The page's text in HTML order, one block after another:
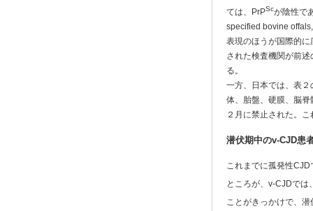
ては、PrPScが陰性で
specified bovine
表現のほうが国際的
された検査機関が前
る。
一方、日本では、表
体、胎盤、硬膜、脳
２月に禁止された。
潜伏期中のv-CJD患
これまでに孤発性
ところが、v-CJDでは
ことがきっかけで、